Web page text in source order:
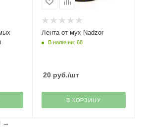
Лента от мух Nadzor
В наличии: 68
20руб./шт
В КОРЗИНУ
→